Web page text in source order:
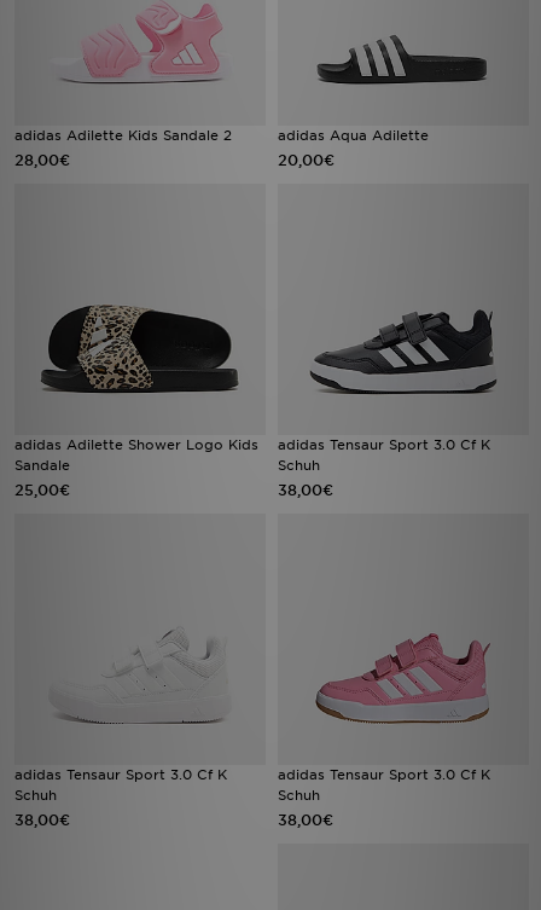
adidas Adilette Kids Sandale 2
28,00€
adidas Aqua Adilette
20,00€
adidas Adilette Shower Logo Kids
Sandale
25,00€
adidas Tensaur Sport 3.0 Cf K
Schuh
38,00€
adidas Tensaur Sport 3.0 Cf K
Schuh
38,00€
adidas Tensaur Sport 3.0 Cf K
Schuh
38,00€